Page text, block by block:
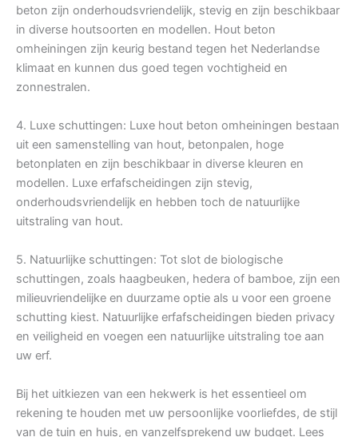
beton zijn onderhoudsvriendelijk, stevig en zijn beschikbaar
in diverse houtsoorten en modellen. Hout beton
omheiningen zijn keurig bestand tegen het Nederlandse
klimaat en kunnen dus goed tegen vochtigheid en
zonnestralen.
4. Luxe schuttingen: Luxe hout beton omheiningen bestaan
uit een samenstelling van hout, betonpalen, hoge
betonplaten en zijn beschikbaar in diverse kleuren en
modellen. Luxe erfafscheidingen zijn stevig,
onderhoudsvriendelijk en hebben toch de natuurlijke
uitstraling van hout.
5. Natuurlijke schuttingen: Tot slot de biologische
schuttingen, zoals haagbeuken, hedera of bamboe, zijn een
milieuvriendelijke en duurzame optie als u voor een groene
schutting kiest. Natuurlijke erfafscheidingen bieden privacy
en veiligheid en voegen een natuurlijke uitstraling toe aan
uw erf.
Bij het uitkiezen van een hekwerk is het essentieel om
rekening te houden met uw persoonlijke voorliefdes, de stijl
van de tuin en huis, en vanzelfsprekend uw budget. Lees